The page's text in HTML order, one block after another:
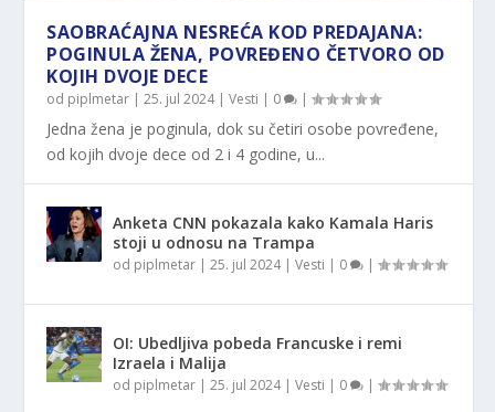
SAOBRAĆAJNA NESREĆA KOD PREDAJANA:
POGINULA ŽENA, POVREĐENO ČETVORO OD
KOJIH DVOJE DECE
od piplmetar |25. jul 2024|Vesti | 0 |
Jedna žena je poginula, dok su četiri osobe povređene,
od kojih dvoje dece od 2 i 4 godine, u...
Anketa CNN pokazala kako Kamala Haris
stoji u odnosu na Trampa
od piplmetar |25. jul 2024|Vesti | 0 |
OI: Ubedljiva pobeda Francuske i remi
Izraela i Malija
od piplmetar |25. jul 2024|Vesti | 0 |